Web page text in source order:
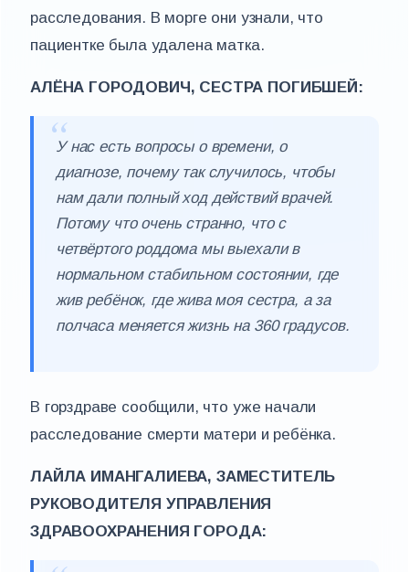
расследования. В морге они узнали, что
пациентке была удалена матка.
АЛЁНА ГОРОДОВИЧ, СЕСТРА ПОГИБШЕЙ:
У нас есть вопросы о времени, о
диагнозе, почему так случилось, чтобы
нам дали полный ход действий врачей.
Потому что очень странно, что с
четвёртого роддома мы выехали в
нормальном стабильном состоянии, где
жив ребёнок, где жива моя сестра, а за
полчаса меняется жизнь на 360 градусов.
В горздраве сообщили, что уже начали
расследование смерти матери и ребёнка.
ЛАЙЛА ИМАНГАЛИЕВА, ЗАМЕСТИТЕЛЬ
РУКОВОДИТЕЛЯ УПРАВЛЕНИЯ
ЗДРАВООХРАНЕНИЯ ГОРОДА: